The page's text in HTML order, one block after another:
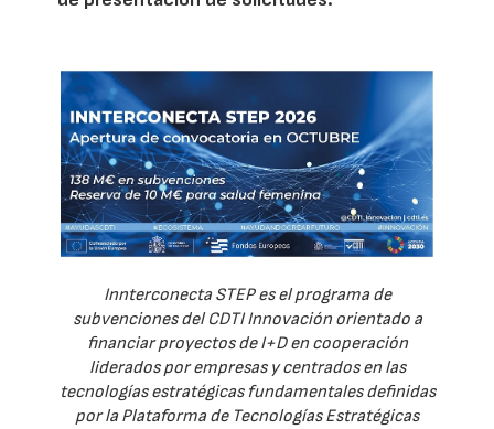
Innterconecta STEP es el programa de
subvenciones del CDTI Innovación orientado a
financiar proyectos de I+D en cooperación
liderados por empresas y centrados en las
tecnologías estratégicas fundamentales definidas
por la Plataforma de Tecnologías Estratégicas